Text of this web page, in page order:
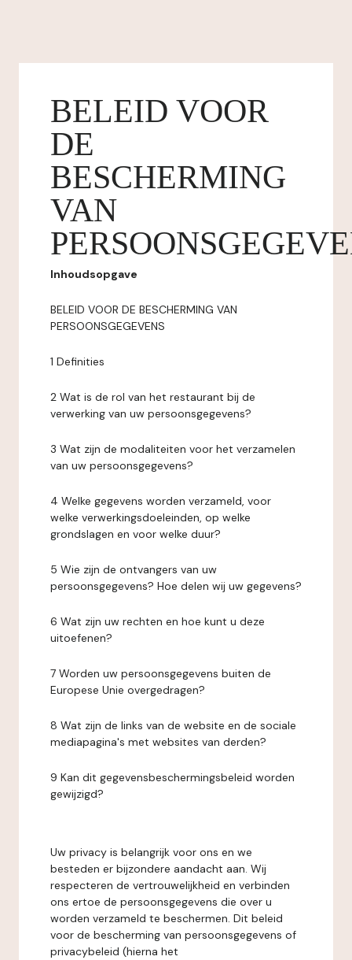
BELEID VOOR
DE
BESCHERMING
VAN
Inhoudsopgave
BELEID VOOR DE BESCHERMING VAN
PERSOONSGEGEVENS
1 Definities
2 Wat is de rol van het restaurant bij de
verwerking van uw persoonsgegevens?
3 Wat zijn de modaliteiten voor het verzamelen
van uw persoonsgegevens?
4 Welke gegevens worden verzameld, voor
welke verwerkingsdoeleinden, op welke
grondslagen en voor welke duur?
5 Wie zijn de ontvangers van uw
persoonsgegevens? Hoe delen wij uw gegevens?
6 Wat zijn uw rechten en hoe kunt u deze
uitoefenen?
7 Worden uw persoonsgegevens buiten de
Europese Unie overgedragen?
8 Wat zijn de links van de website en de sociale
mediapagina's met websites van derden?
9 Kan dit gegevensbeschermingsbeleid worden
gewijzigd?
Uw privacy is belangrijk voor ons en we
besteden er bijzondere aandacht aan. Wij
respecteren de vertrouwelijkheid en verbinden
ons ertoe de persoonsgegevens die over u
worden verzameld te beschermen. Dit beleid
voor de bescherming van persoonsgegevens of
privacybeleid (hierna het